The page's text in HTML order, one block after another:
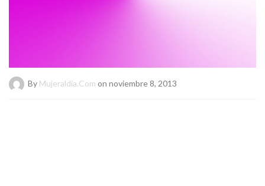
By Mujeraldia.com on noviembre 8, 2013